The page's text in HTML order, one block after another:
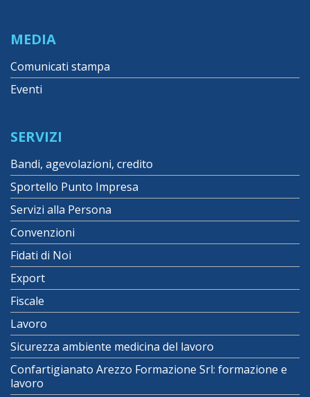
MEDIA
Comunicati stampa
Eventi
SERVIZI
Bandi, agevolazioni, credito
Sportello Punto Impresa
Servizi alla Persona
Convenzioni
Fidati di Noi
Export
Fiscale
Lavoro
Sicurezza ambiente medicina del lavoro
Confartigianato Arezzo Formazione Srl: formazione e
lavoro